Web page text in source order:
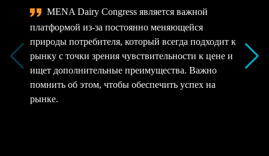
MENA Dairy Congress является важной
платформой из-за постоянно меняющейся
природы потребителя, который всегда подходит к
рынку с точки зрения чувствительности к цене и
ищет дополнительные преимущества. Важно
помнить об этом, чтобы обеспечить успех на
рынке.